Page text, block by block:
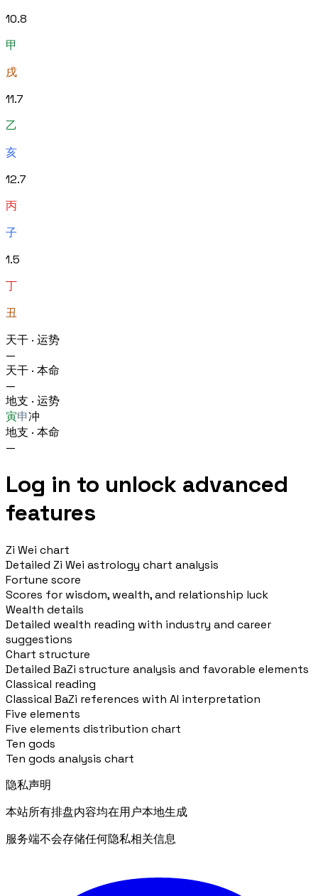
10.8
甲
戌
11.7
乙
亥
12.7
丙
子
1.5
丁
丑
天干 · 运势
—
天干 · 本命
—
地支 · 运势
寅申冲
地支 · 本命
—
Log in to unlock advanced
features
Zi Wei chart
Detailed Zi Wei astrology chart analysis
Fortune score
Scores for wisdom, wealth, and relationship luck
Wealth details
Detailed wealth reading with industry and career
suggestions
Chart structure
Detailed BaZi structure analysis and favorable elements
Classical reading
Classical BaZi references with AI interpretation
Five elements
Five elements distribution chart
Ten gods
Ten gods analysis chart
隐私声明
本站所有排盘内容均在用户本地生成
服务端不会存储任何隐私相关信息